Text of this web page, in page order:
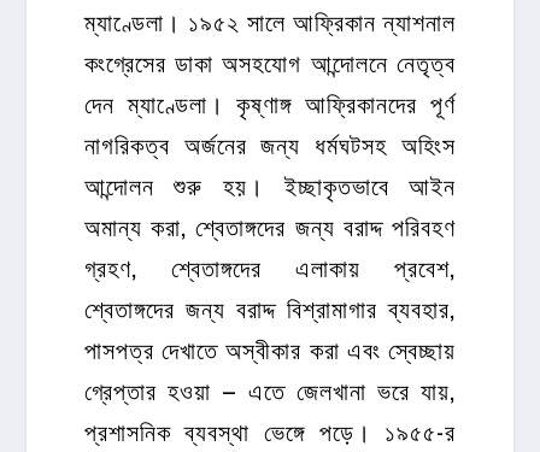
ম্যাণ্ডেলা। ১৯৫২ সালে আফ্রিকান ন্যাশনাল
কংগ্রেসের ডাকা অসহযোগ আন্দোলনে নেতৃত্ব
দেন ম্যাণ্ডেলা। কৃষ্ণাঙ্গ আফ্রিকানদের পূর্ণ
নাগরিকত্ব অর্জনের জন্য ধর্মঘটসহ অহিংস
আন্দোলন শুরু হয়। ইচ্ছাকৃতভাবে আইন
অমান্য করা, শ্বেতাঙ্গদের জন্য বরাদ্দ পরিবহণ
গ্রহণ, শ্বেতাঙ্গদের এলাকায় প্রবেশ,
শ্বেতাঙ্গদের জন্য বরাদ্দ বিশ্রামাগার ব্যবহার,
পাসপত্র দেখাতে অস্বীকার করা এবং স্বেচ্ছায়
গ্রেপ্তার হওয়া – এতে জেলখানা ভরে যায়,
প্রশাসনিক ব্যবস্থা ভেঙ্গে পড়ে। ১৯৫৫-র